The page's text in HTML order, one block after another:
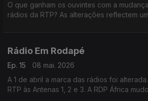
O que ganham os ouvintes com a
rádios da RTP? As alterações reflectem
Rádio Em Rodapé
Ep. 15
08 mai. 2026
A 1 de abril a marca das rádios foi
RTP às Antenas 1, 2 e 3. A RDP África